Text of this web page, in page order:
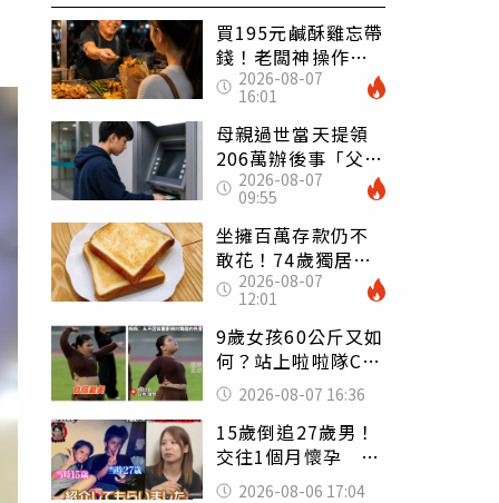
買195元鹹酥雞忘帶
錢！老闆神操作
「倒找5元」 全網
看哭：這就是台灣
2026-08-07
16:01
母親過世當天提領
206萬辦後事「父子
遭判刑」 律師：
搶錢先下手是罪
2026-08-07
09:55
坐擁百萬存款仍不
敢花！74歲獨居翁
「1餐只吃1片吐
司」 半年後暴瘦
嚇壞女兒
2026-08-07
12:01
9歲女孩60公斤又如
何？站上啦啦隊C位
驚艷全場 千萬網
友被圈粉
2026-08-07 16:36
15歲倒追27歲男！
交往1個月懷孕 36
歲當阿嬤故事曝光
2026-08-06 17:04